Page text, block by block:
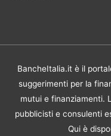
BancheItalia.it è il
suggerimenti per la
mutui e finanziamenti.
pubblicisti e consulenti
Qui è